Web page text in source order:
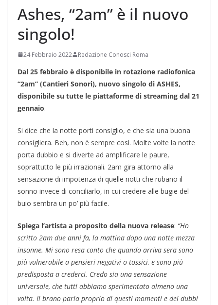
Ashes, “2am” è il nuovo
singolo!
24 Febbraio 2022 Redazione Conosci Roma
Dal 25 febbraio è disponibile in rotazione radiofonica
“2am” (Cantieri Sonori), nuovo singolo di ASHES,
disponibile su tutte le piattaforme di streaming dal 21
gennaio.
Si dice che la notte porti consiglio, e che sia una buona
consigliera. Beh, non è sempre così. Molte volte la notte
porta dubbio e si diverte ad amplificare le paure,
soprattutto le più irrazionali. 2am gira attorno alla
sensazione di impotenza di quelle notti che rubano il
sonno invece di conciliarlo, in cui credere alle bugie del
buio sembra un po’ più facile.
Spiega l’artista a proposito della nuova release: “Ho
scritto 2am due anni fa, la mattina dopo una notte mezza
insonne. Mi sono resa conto che quando arriva sera sono
più vulnerabile a pensieri negativi o tossici, e sono più
predisposta a crederci. Credo sia una sensazione
universale, che tutti abbiamo sperimentato almeno una
volta. Il brano parla proprio di questi momenti e dei dubbi